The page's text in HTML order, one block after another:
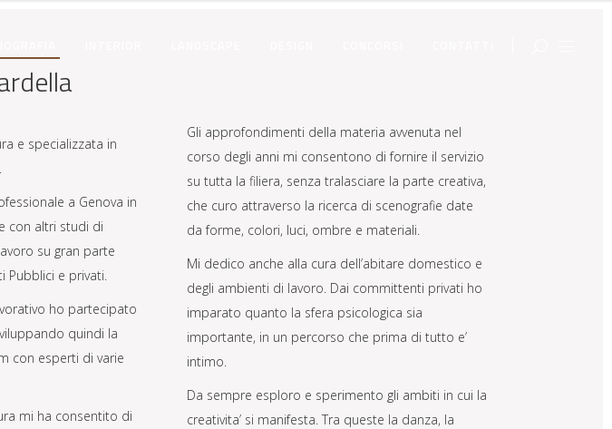
e specializzata in
a Genova in
con altri studi di
su gran parte
Pubblici e privati.
ho partecipato
quindi la
con esperti di varie
mi ha consentito di
Gli approfondimenti della materia avvenuta nel
corso degli anni mi consentono di fornire il servizio
su tutta la filiera, senza tralasciare la parte creativa,
che curo attraverso la ricerca di scenografie date
da forme, colori, luci, ombre e materiali.
Mi dedico anche alla cura dell’abitare domestico e
degli ambienti di lavoro. Dai committenti privati ho
imparato quanto la sfera psicologica sia
importante, in un percorso che prima di tutto e’
intimo.
Da sempre esploro e sperimento gli ambiti in cui la
creativita’ si manifesta. Tra queste la danza, la